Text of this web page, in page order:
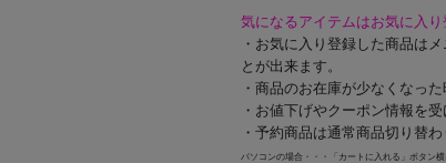
気になるアイテムはお気に入
・お気に入り登録した商品は
とが出来ます。
・商品のお在庫が少なくなっ
・お値下げやクーポン情報を
・予約商品は通常商品切り替
パソコンの場合・・・「カートに入れる」ボタン